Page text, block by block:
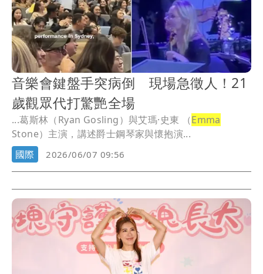
音樂會鍵盤手突病倒 現場急徵人！21
歲觀眾代打驚艷全場
...葛斯林（Ryan Gosling）與艾瑪·史東 （Emma
Stone）主演，講述爵士鋼琴家與懷抱演...
國際
2026/06/07 09:56